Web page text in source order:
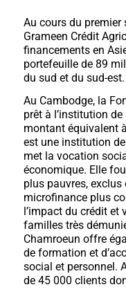
Au cours du premier
Grameen Crédit
financements en
portefeuille de 89
du sud et du sud-est.
Au Cambodge, la
prêt à l’institution
montant équivalent
est une institution
met la vocation
économique. Elle
plus pauvres,
microfinance plus
l’impact du crédit
familles très
Chamroeun offre
de formation et
social et personnel.
de 45 000 clients